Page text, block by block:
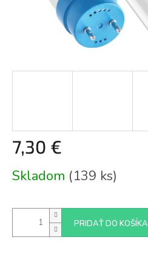
7,30 €
cena:
Skladom (139 ks)
PRIDAŤ DO KOŠÍKA